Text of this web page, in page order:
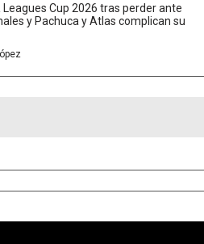
Cup 2026 tras perder ante
y Pachuca y Atlas complican su